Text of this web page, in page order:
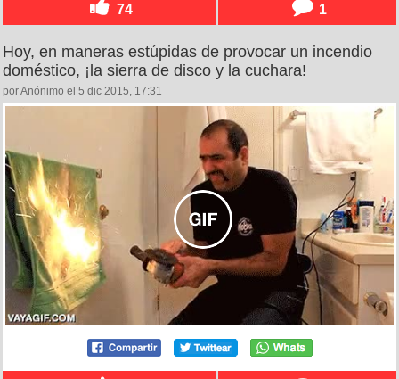
74 1
Hoy, en maneras estúpidas de provocar un incendio
doméstico, ¡la sierra de disco y la cuchara!
por Anónimo el 5 dic 2015, 17:31